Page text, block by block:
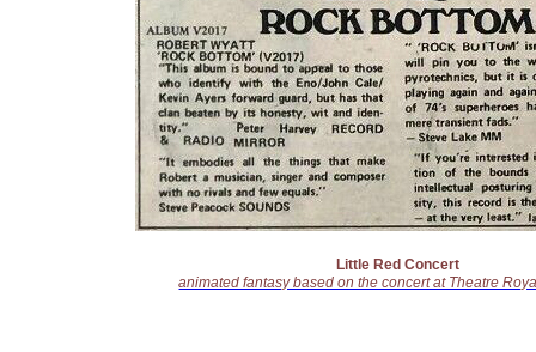
Little Red Concert
animated fantasy based on the concert at Theatre